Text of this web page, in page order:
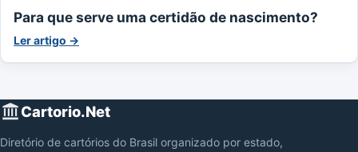
Para que serve uma certidão de nascimento?
Ler artigo →
Cartorio.Net
Diretório de cartórios do Brasil organizado por estado,